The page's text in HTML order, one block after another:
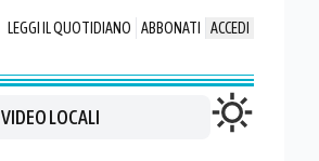
LEGGI IL QUOTIDIANO ABBONATI ACCEDI
VIDEO LOCALI